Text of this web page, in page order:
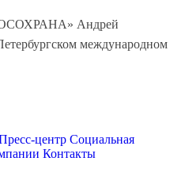
Андрей
международном
центр Социальная
Контакты